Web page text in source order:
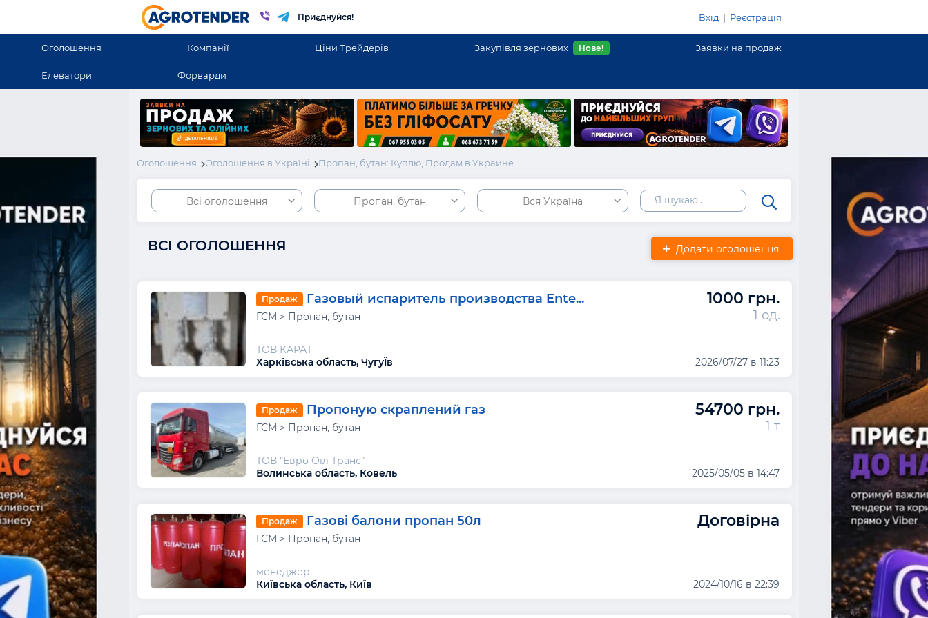
Приєднуйся! Вхід | Реєстрація
Оголошення Компанії Ціни Трейдерів Закупівля зернових Нове! Заявки на продаж
Елеватори Форварди
Оголошення Оголошення в Україні Пропан, бутан: Куплю, Продам в Украине
Всі оголошення Пропан, бутан Вся Україна
Додати оголошення
ВСІ ОГОЛОШЕННЯ
Продаж Газовый испаритель производства Ente... 1000 грн.
ГСМ > Пропан, бутан 1 од.
ТОВ КАРАТ
Харківська область, ЧугуЇв
2026/07/27 в 11:23
Продаж Пропоную скраплений газ 54700 грн.
ГСМ > Пропан, бутан 1 т
ТОВ "Евро Оіл Транс"
Волинська область, Ковель
2025/05/05 в 14:47
Продаж Газові балони пропан 50л Договірна
ГСМ > Пропан, бутан
менеджер
Київська область, Київ
2024/10/16 в 22:39